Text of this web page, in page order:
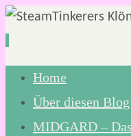
Zum
Inhalt
springen
Home
Über diesen Blog
MIDGARD –